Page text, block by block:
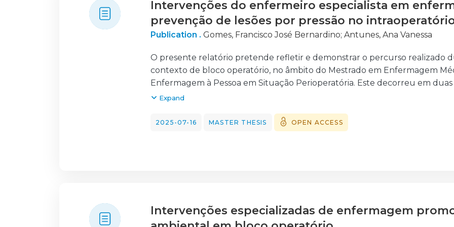
Intervenções do enfermeiro especialista em
prevenção de lesões por pressão no
Publication . Gomes, Francisco José Bernardino; Antunes, Ana Vanessa
O presente relatório pretende refletir e demonstrar o percurso realizado
contexto de bloco operatório, no âmbito do Mestrado em Enfermagem
Enfermagem à Pessoa em Situação Perioperatória. Este decorreu em duas
teve como principal propósito o desenvolvimento de competências
como as atividades e estratégias utilizadas para a sua concretização.
O ambiente perioperatório é um cenário altamente complexo,
incidentes anestésicos, lesões decorrentes do posicionamento cirúrgico,
A lesão por pressão no contexto cirúrgico resulta de fatores como tempo
perfusão tecidual comprometida, sendo um desafio recorrente na prática
Expand
2025-07-16 MASTER THESIS OPEN ACCESS
Intervenções especializadas de enfermagem